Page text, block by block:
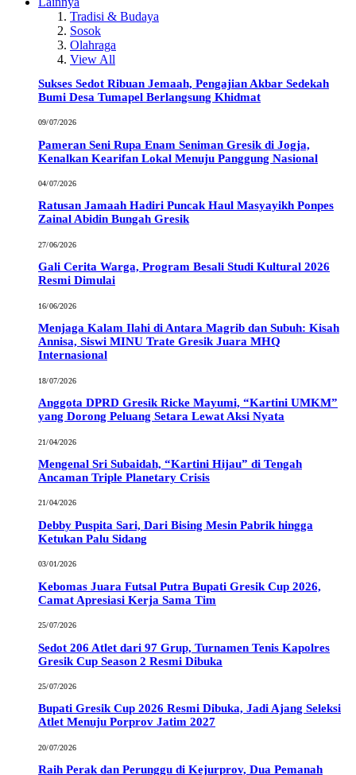
Tradisi & Budaya
Sosok
Olahraga
View All
Sukses Sedot Ribuan Jemaah, Pengajian Akbar Sedekah
Bumi Desa Tumapel Berlangsung Khidmat
09/07/2026
Pameran Seni Rupa Enam Seniman Gresik di Jogja,
Kenalkan Kearifan Lokal Menuju Panggung Nasional
04/07/2026
Ratusan Jamaah Hadiri Puncak Haul Masyayikh Ponpes
Zainal Abidin Bungah Gresik
27/06/2026
Gali Cerita Warga, Program Besali Studi Kultural 2026
Resmi Dimulai
16/06/2026
Menjaga Kalam Ilahi di Antara Magrib dan Subuh: Kisah
Annisa, Siswi MINU Trate Gresik Juara MHQ
Internasional
18/07/2026
Anggota DPRD Gresik Ricke Mayumi, “Kartini UMKM”
yang Dorong Peluang Setara Lewat Aksi Nyata
21/04/2026
Mengenal Sri Subaidah, “Kartini Hijau” di Tengah
Ancaman Triple Planetary Crisis
21/04/2026
Debby Puspita Sari, Dari Bising Mesin Pabrik hingga
Ketukan Palu Sidang
03/01/2026
Kebomas Juara Futsal Putra Bupati Gresik Cup 2026,
Camat Apresiasi Kerja Sama Tim
25/07/2026
Sedot 206 Atlet dari 97 Grup, Turnamen Tenis Kapolres
Gresik Cup Season 2 Resmi Dibuka
25/07/2026
Bupati Gresik Cup 2026 Resmi Dibuka, Jadi Ajang Seleksi
Atlet Menuju Porprov Jatim 2027
20/07/2026
Raih Perak dan Perunggu di Kejurprov, Dua Pemanah